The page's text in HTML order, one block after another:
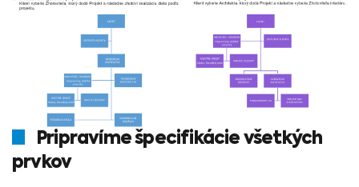
Pripravíme špecifikácie všetkých
prvkov